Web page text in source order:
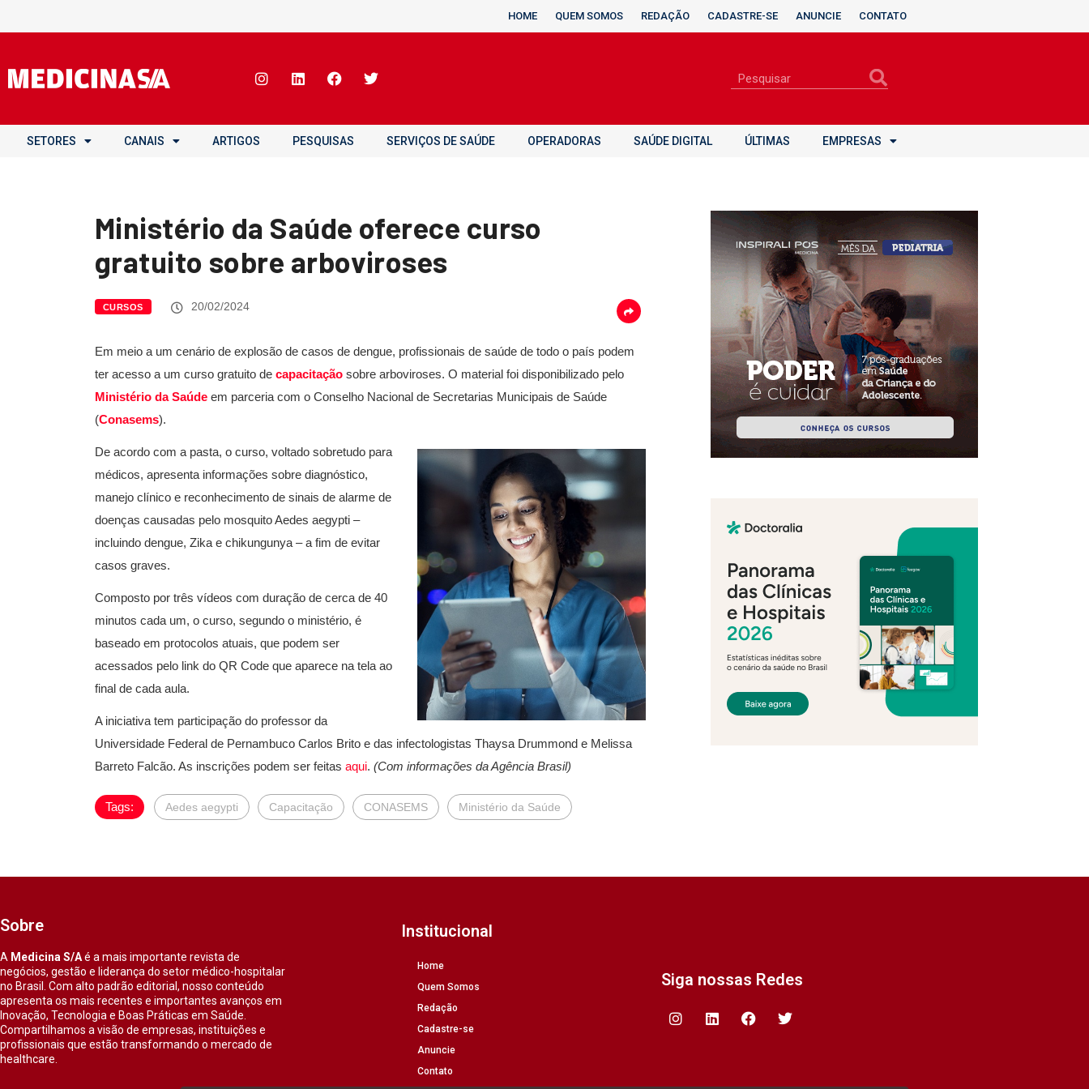
HOME QUEM SOMOS REDAÇÃO CADASTRE-SE ANUNCIE CONTATO
SETORES CANAIS ARTIGOS PESQUISAS SERVIÇOS DE SAÚDE OPERADORAS SAÚDE DIGITAL ÚLTIMAS EMPRESAS
Ministério da Saúde oferece curso
gratuito sobre arboviroses
CURSOS 20/02/2024
Em meio a um cenário de explosão de casos de dengue, profissionais de saúde de todo o país podem
ter acesso a um curso gratuito de capacitação sobre arboviroses. O material foi disponibilizado pelo
Ministério da Saúde em parceria com o Conselho Nacional de Secretarias Municipais de Saúde
(Conasems).
De acordo com a pasta, o curso, voltado sobretudo para
médicos, apresenta informações sobre diagnóstico,
manejo clínico e reconhecimento de sinais de alarme de
doenças causadas pelo mosquito Aedes aegypti –
incluindo dengue, Zika e chikungunya – a fim de evitar
casos graves.
Composto por três vídeos com duração de cerca de 40
minutos cada um, o curso, segundo o ministério, é
baseado em protocolos atuais, que podem ser
acessados pelo link do QR Code que aparece na tela ao
final de cada aula.
A iniciativa tem participação do professor da
Universidade Federal de Pernambuco Carlos Brito e das infectologistas Thaysa Drummond e Melissa
Barreto Falcão. As inscrições podem ser feitas aqui. (Com informações da Agência Brasil)
Tags: Aedes aegypti Capacitação CONASEMS Ministério da Saúde
Sobre
A Medicina S/Aé a mais importante revista de
negócios, gestão e liderança do setor médico-hospitalar
no Brasil. Com alto padrão editorial, nosso conteúdo
apresenta os mais recentes e importantes avanços em
Inovação, Tecnologia e Boas Práticas em Saúde.
Compartilhamos a visão de empresas, instituições e
profissionais que estão transformando o mercado de
healthcare.
Institucional
Home
Quem Somos
Redação
Cadastre-se
Anuncie
Contato
Siga nossas Redes